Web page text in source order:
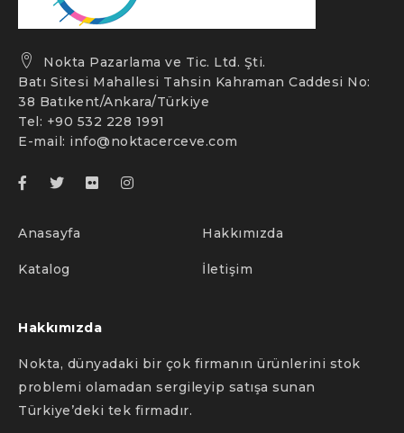
Nokta Pazarlama ve Tic. Ltd. Şti.
Batı Sitesi Mahallesi Tahsin Kahraman Caddesi No:
38 Batıkent/Ankara/Türkiye
Tel: +90 532 228 1991
E-mail: info@noktacerceve.com
Anasayfa Hakkımızda
Katalog İletişim
Hakkımızda
Nokta, dünyadaki bir çok firmanın ürünlerini stok
problemi olamadan sergileyip satışa sunan
Türkiye’deki tek firmadır.